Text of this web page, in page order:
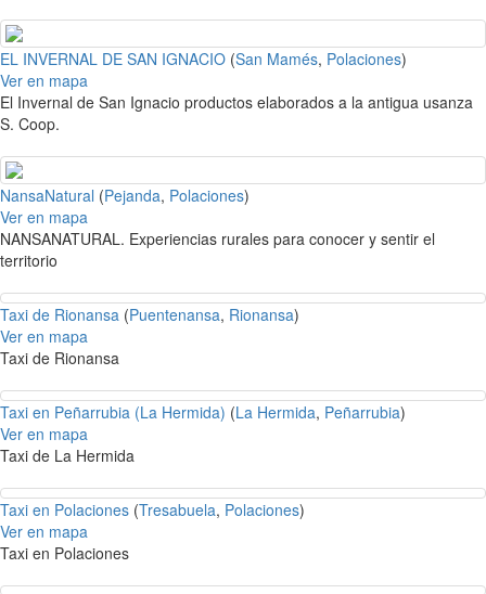
EL INVERNAL DE SAN IGNACIO (San Mamés, Polaciones)
Ver en mapa
El Invernal de San Ignacio productos elaborados a la antigua usanza
S. Coop.
NansaNatural (Pejanda, Polaciones)
Ver en mapa
NANSANATURAL. Experiencias rurales para conocer y sentir el
territorio
Taxi de Rionansa (Puentenansa, Rionansa)
Ver en mapa
Taxi de Rionansa
Taxi en Peñarrubia (La Hermida) (La Hermida, Peñarrubia)
Ver en mapa
Taxi de La Hermida
Taxi en Polaciones (Tresabuela, Polaciones)
Ver en mapa
Taxi en Polaciones